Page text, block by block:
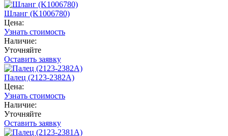
Шланг (K1006780)
Цена:
Узнать стоимость
Наличие:
Уточняйте
Оставить заявку
Палец (2123-2382A)
Цена:
Узнать стоимость
Наличие:
Уточняйте
Оставить заявку